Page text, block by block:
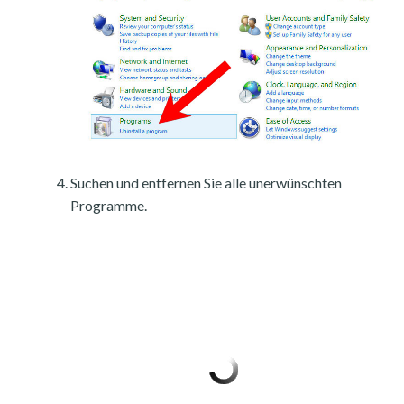
Suchen und entfernen Sie alle unerwünschten
Programme.